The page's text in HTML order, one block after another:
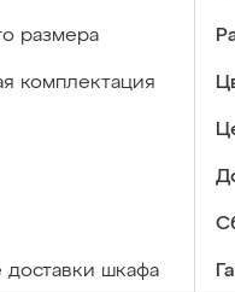
размера
комплектация
доставки шкафа